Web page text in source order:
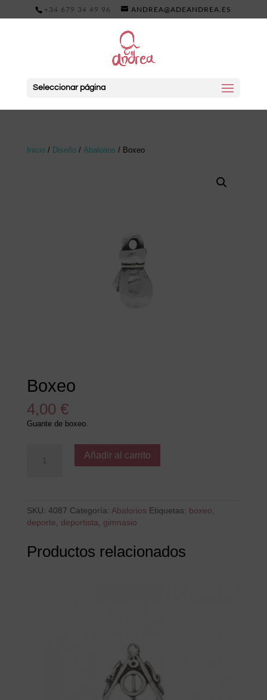
+34 679 34 49 96 ANDREA@ADEANDREA.ES
Seleccionar página
Inicio/ Diseño/ Abalorios / Boxeo
Boxeo
4,00 €
Guante de boxeo.
cantidad
Añadir al carrito
SKU: 4087 Categoría: Abalorios Etiquetas: boxeo,
deporte, deportista, gimnasio
Productos relacionados